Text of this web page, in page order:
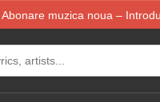
Abonare muzica noua –